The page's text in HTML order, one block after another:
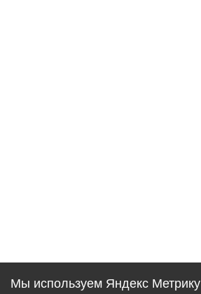
Мы используем Яндекс Метрику